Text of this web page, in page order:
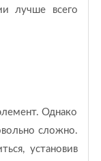
лучше всего
Однако
сложно.
установив